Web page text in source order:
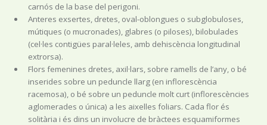
carnós de la base del perigoni.
Anteres exsertes, dretes, oval-oblongues o subglobuloses,
mútiques (o mucronades), glabres (o piloses), bilobulades
(cel·les contigües paral·leles, amb dehiscència longitudinal
extrorsa).
Flors femenines dretes, axil·lars, sobre ramells de l’any, o bé
inserides sobre un peduncle llarg (en inflorescència
racemosa), o bé sobre un peduncle molt curt (inflorescències
aglomerades o única) a les aixelles foliars. Cada flor és
solitària i és dins un involucre de bràctees esquamiformes